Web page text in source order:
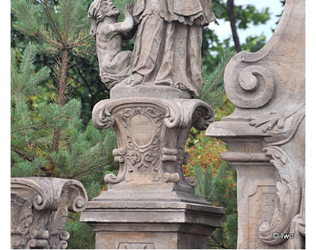
Blatné
Sloup Panny Marie Polické v Horní Polici
Sloup Panny Marie v Horní Polici
Sloup se sochou svatého Šebestiána v
Žandově
Sloup Panny Marie u Černýše
Sloup Panny Marie v Okounově
Sloup Panny Marie v Hradci Králové
Sloup Panny Marie v Turnově
Sloup s kaplicí v Železném Brodě
Sloup s kaplicí v Hořicích
Sloup Panny Marie v Semilech